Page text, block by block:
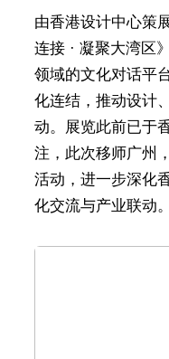
由香港设计中心策
连接 · 凝聚大湾区
领域的文化对话平
化连结，推动设计
动。展览此前已于
注，此次移师广州
活动，进一步深化
化交流与产业联动。